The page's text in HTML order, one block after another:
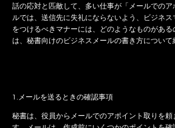
話の応対と匹敵して、多い仕事が「メールでの
ルでは、送信先に失礼にならないよう、ビジネ
をつけるべきマナーには、どのようなものがあ
は、秘書向けのビジネスメールの書き方について
1.メールを送るときの確認事項
秘書は、役員からメールでのアポイント取りを